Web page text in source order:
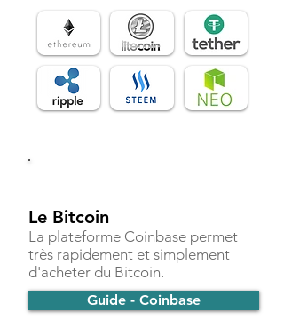
Le Bitcoin
La plateforme Coinbase permet
très rapidement et simplement
d'acheter du Bitcoin.
Guide - Coinbase